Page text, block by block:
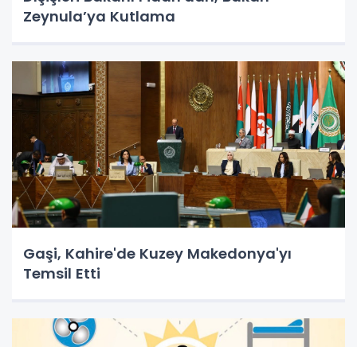
Zeynula’ya Kutlama
Gaşi, Kahire'de Kuzey Makedonya'yı
Temsil Etti